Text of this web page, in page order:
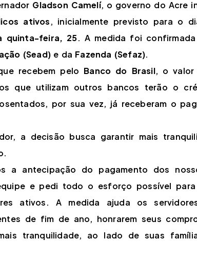
Gladson Camelí, o governo do Acre
ativos, inicialmente previsto para o
quinta-feira, 25. A medida foi
(Sead) e da Fazenda (Sefaz).
recebem pelo Banco do Brasil, o valor
que utilizam outros bancos terão o
por sua vez, já receberam o
a decisão busca garantir mais
a antecipação do pagamento dos
e pedi todo o esforço possível
ativos. A medida ajuda os
de fim de ano, honrarem seus
tranquilidade, ao lado de suas